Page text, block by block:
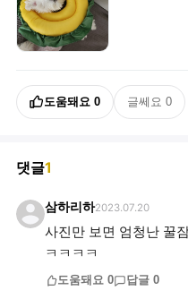
도움돼요 0 글쎄요 0
댓글1
삼하리하2023.07.20
사진만 보면 엄청난 꿀
ㅋㅋㅋㅋ
도움돼요 0 답글 0